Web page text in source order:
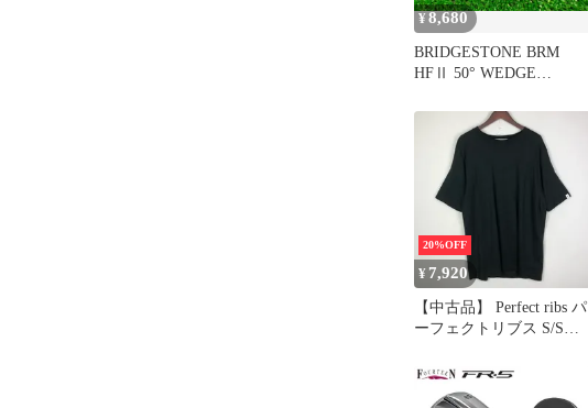
¥8,680
BRIDGESTONE BRM
HFⅡ 50° WEDGE
ストン ウェッジ 右利き
20%OFF
¥ 7,920
【中古品】 Perfect ribs パ
ーフェクトリブス S/S
ーブ ニット Tシャツ ト
ップス 半袖 【140-